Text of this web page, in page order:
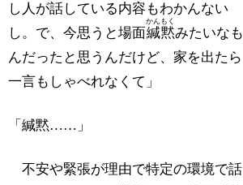
し人が話している内容もわかんない
し。で、今思うと場面緘黙
かんもく
みたいなも
んだったと思うんだけど、家を出たら
一言もしゃべれなくて」
「緘黙……」
不安や緊張が理由で特定の環境で話